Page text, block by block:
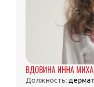
ВДОВИНА ИННА
Должность: